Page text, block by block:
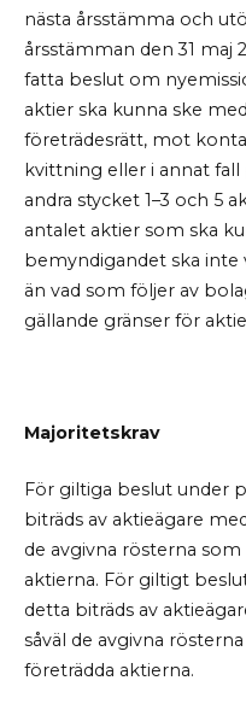
nästa årsstämma och
årsstämman den 31 maj
fatta beslut om
aktier ska kunna ske
företrädesrätt, mot
kvittning eller i annat fall
andra stycket 1–3 och 5
antalet aktier som ska
bemyndigandet ska inte
än vad som följer av
gällande gränser för
Majoritetskrav
För giltiga beslut under
biträds av aktieägare
de avgivna rösterna
aktierna. För giltigt
detta biträds av
såväl de avgivna
företrädda aktierna.